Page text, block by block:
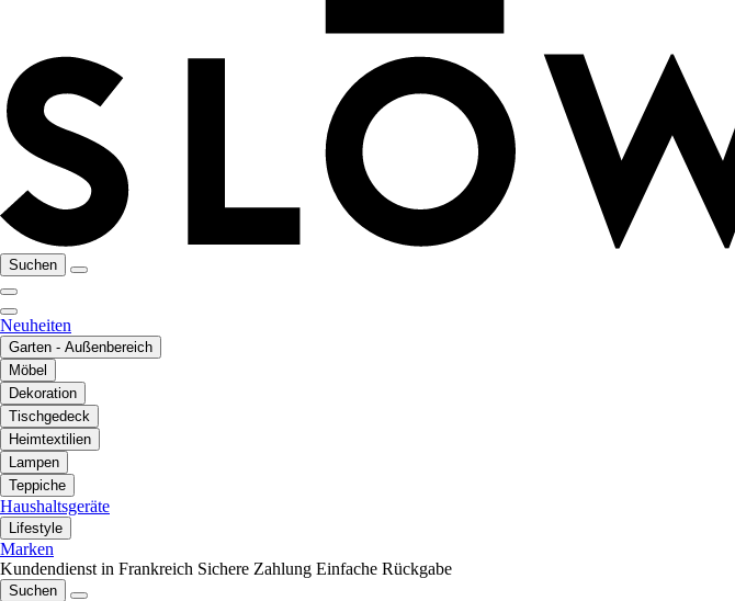
Suchen
Neuheiten
Garten - Außenbereich
Möbel
Dekoration
Tischgedeck
Heimtextilien
Lampen
Teppiche
Haushaltsgeräte
Lifestyle
Marken
Kundendienst in Frankreich Sichere Zahlung Einfache Rückgabe
Suchen